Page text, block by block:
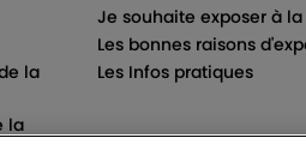
la
la
Je souhaite exposer à la
Les bonnes raisons
Les Infos pratiques